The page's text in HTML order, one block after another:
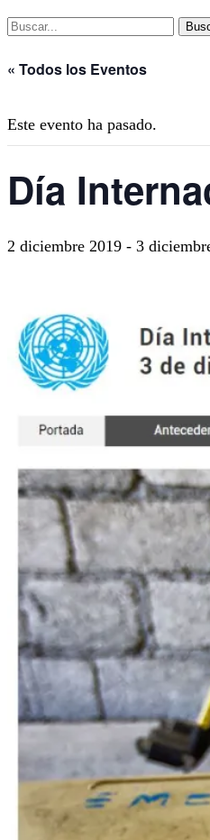
Buscar
Buscar:
« Todos los Eventos
Este evento ha pasado.
Día
2 diciembre 2019 - 3